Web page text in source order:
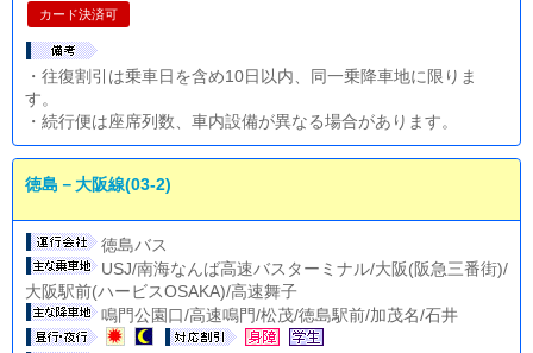
カード決済可
・往復割引は乗車日を含め10日以内、同一乗降車地に限りま
す。
・続行便は座席列数、車内設備が異なる場合があります。
徳島－大阪線(03-2)
徳島バス
USJ/南海なんば高速バスターミナル/大阪(阪急三番街)/
大阪駅前(ハービスOSAKA)/高速舞子
鳴門公園口/高速鳴門/松茂/徳島駅前/加茂名/石井